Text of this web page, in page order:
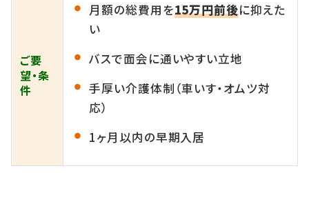
ご要
望・条
件
月額の総費用を15万円前後に抑えた
い
バスで面会に通いやすい立地
手厚い介護体制（車いす・オムツ対
応）
1ヶ月以内の早期入居